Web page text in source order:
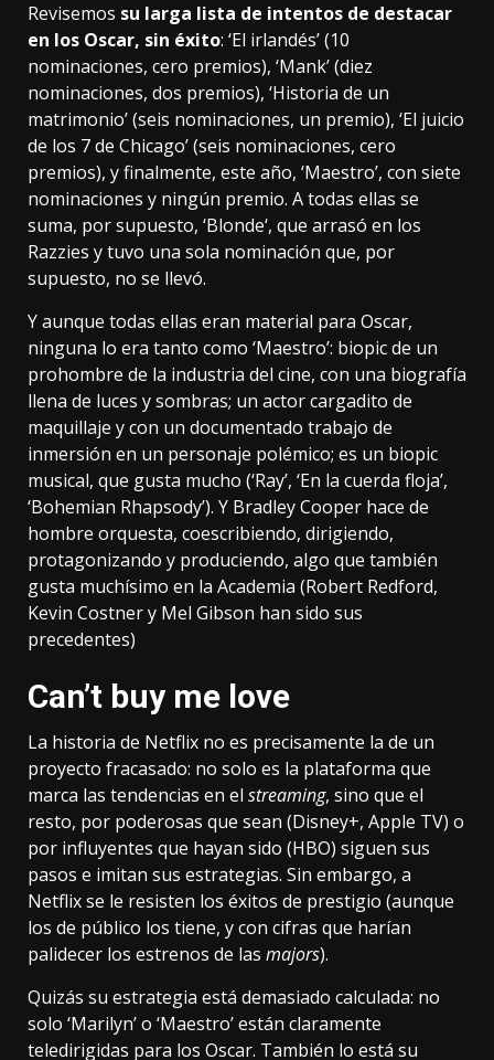
Revisemos su larga lista de intentos de destacar
en los Oscar, sin éxito: ‘El irlandés’ (10
nominaciones, cero premios), ‘Mank’ (diez
nominaciones, dos premios), ‘Historia de un
matrimonio’ (seis nominaciones, un premio), ‘El juicio
de los 7 de Chicago’ (seis nominaciones, cero
premios), y finalmente, este año, ‘Maestro’, con siete
nominaciones y ningún premio. A todas ellas se
suma, por supuesto, ‘Blonde‘, que arrasó en los
Razzies y tuvo una sola nominación que, por
supuesto, no se llevó.
Y aunque todas ellas eran material para Oscar,
ninguna lo era tanto como ‘Maestro’: biopic de un
prohombre de la industria del cine, con una biografía
llena de luces y sombras; un actor cargadito de
maquillaje y con un documentado trabajo de
inmersión en un personaje polémico; es un biopic
musical, que gusta mucho (‘Ray’, ‘En la cuerda floja’,
‘Bohemian Rhapsody’). Y Bradley Cooper hace de
hombre orquesta, coescribiendo, dirigiendo,
protagonizando y produciendo, algo que también
gusta muchísimo en la Academia (Robert Redford,
Kevin Costner y Mel Gibson han sido sus
precedentes)
Can’t buy me love
La historia de Netflix no es precisamente la de un
proyecto fracasado: no solo es la plataforma que
marca las tendencias en el streaming, sino que el
resto, por poderosas que sean (Disney+, Apple TV) o
por influyentes que hayan sido (HBO) siguen sus
pasos e imitan sus estrategias. Sin embargo, a
Netflix se le resisten los éxitos de prestigio (aunque
los de público los tiene, y con cifras que harían
palidecer los estrenos de las majors).
Quizás su estrategia está demasiado calculada: no
solo ‘Marilyn’ o ‘Maestro’ están claramente
teledirigidas para los Oscar. También lo está su